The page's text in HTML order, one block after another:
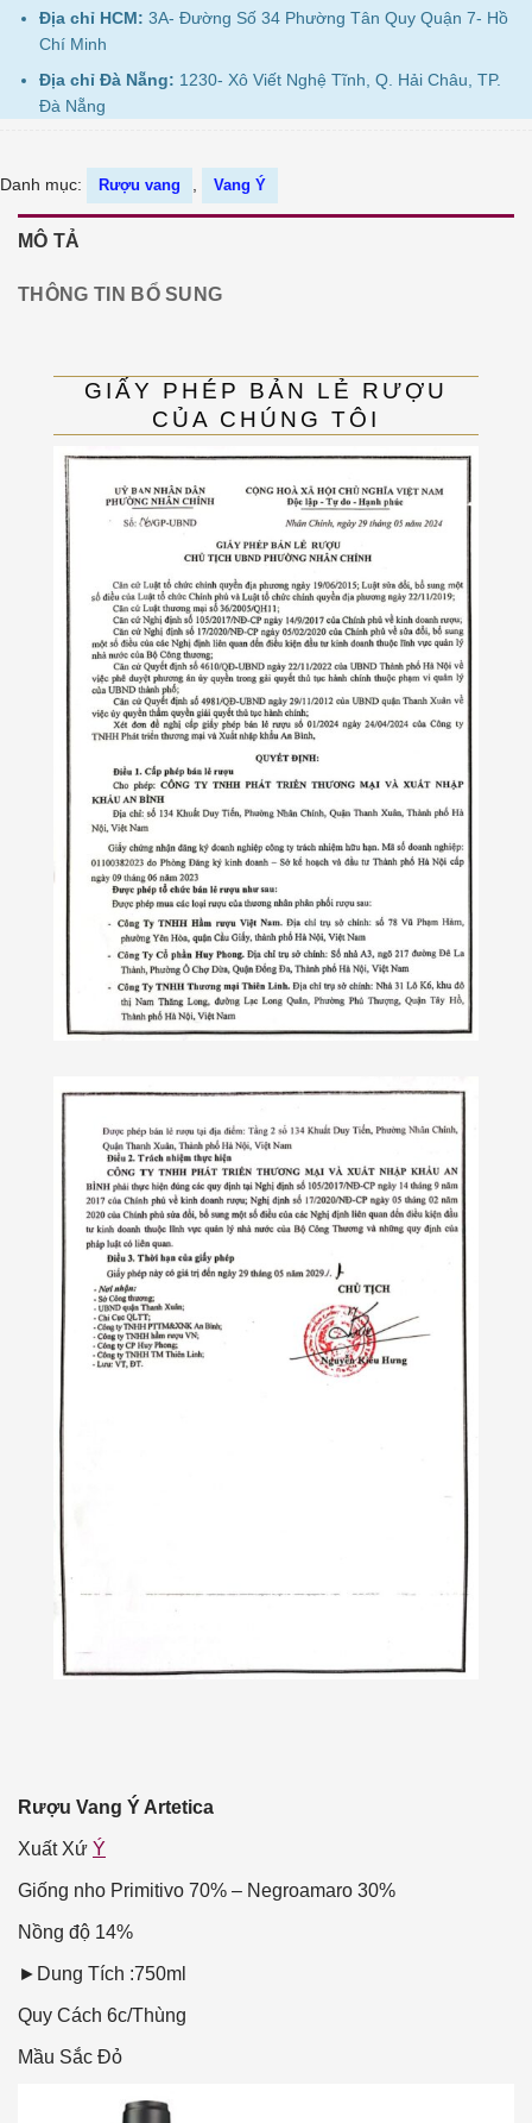
Địa chỉ HCM: 3A- Đường Số 34 Phường Tân Quy Quận 7- Hồ
Chí Minh
Địa chỉ Đà Nẵng: 1230- Xô Viết Nghệ Tĩnh, Q. Hải Châu, TP.
Đà Nẵng
Danh mục: Rượu vang Vang Ý
MÔ TẢ
THÔNG TIN BỔ SUNG
GIẤY PHÉP BẢN LẺ RƯỢU
CỦA CHÚNG TÔI
Rượu Vang Ý Artetica
Xuất Xứ Ý
Giống nho Primitivo 70% – Negroamaro 30%
Nồng độ 14%
►Dung Tích :750ml
Quy Cách 6c/Thùng
Mầu Sắc Đỏ